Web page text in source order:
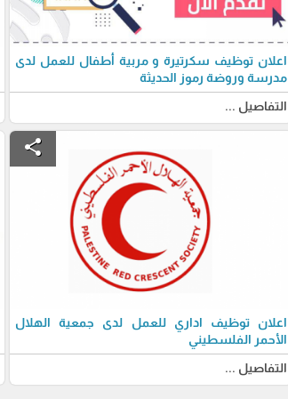
اعلان توظيف سكرتيرة و مربية أطفال للعمل لدى
مدرسة وروضة رموز الحديثة
التفاصيل ...
share
اعلان توظيف اداري للعمل لدى جمعية الهلال
الأحمر الفلسطيني
التفاصيل ...